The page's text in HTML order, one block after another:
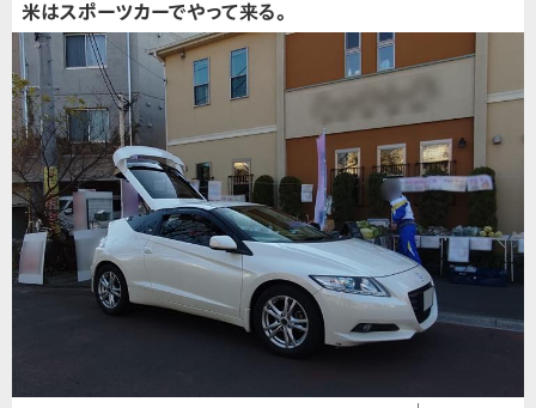
米はスポーツカーでやって来る。